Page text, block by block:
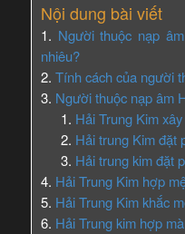
Nội dung bài viết
Người thuộc nạp
nhiêu?
Tính cách của người
Người thuộc nạp âm
Hải Trung Kim
Hải trung Kim đặt
Hải trung kim đặt
Hải Trung Kim hợp
Hải Trung Kim khắc
Hải Trung kim hợp